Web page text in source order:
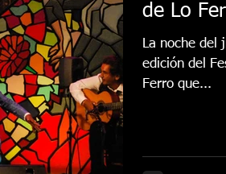
de Lo
La noche del
edición del
Ferro que...